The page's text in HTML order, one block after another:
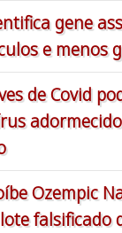
gene
e menos
de Covid
Ozempic
falsificado